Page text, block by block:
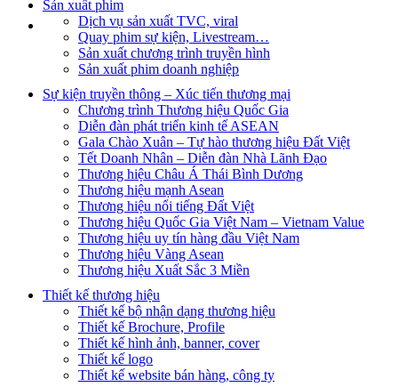
Sản xuất phim
Dịch vụ sản xuất TVC, viral
Quay phim sự kiện, Livestream…
Sản xuất chương trình truyền hình
Sản xuất phim doanh nghiệp
Sự kiện truyền thông – Xúc tiến thương mại
Chương trình Thương hiệu Quốc Gia
Diễn đàn phát triển kinh tế ASEAN
Gala Chào Xuân – Tự hào thương hiệu Đất Việt
Tết Doanh Nhân – Diễn đàn Nhà Lãnh Đạo
Thương hiệu Châu Á Thái Bình Dương
Thương hiệu mạnh Asean
Thương hiệu nổi tiếng Đất Việt
Thương hiệu Quốc Gia Việt Nam – Vietnam Value
Thương hiệu uy tín hàng đầu Việt Nam
Thương hiệu Vàng Asean
Thương hiệu Xuất Sắc 3 Miền
Thiết kế thương hiệu
Thiết kế bộ nhận dạng thương hiệu
Thiết kế Brochure, Profile
Thiết kế hình ảnh, banner, cover
Thiết kế logo
Thiết kế website bán hàng, công ty